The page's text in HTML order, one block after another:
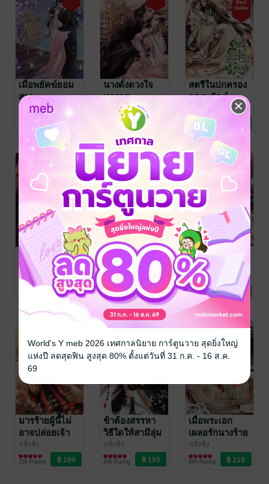
เมื่อพยัคฆ์ยอม
สยบ
หลิ่งชิง
นิยายรักจีนโบราณ
426 Rating
นางดั่งดวงใจ
ทรราช
หลิ่งชิง
นิยายรักจีนโบราณ
492 Rating
สตรีในปกครอง
ของพยัคฆ์
หลิ่งชิง
นิยายรักจีนโบราณ
535 Rating
ยอมสยบแด่นาง
หลิ่งชิง
นิยายรักจีนโบราณ
-43%
รักจนไม่อาจ
ปล่อยนาง
หลิ่งชิง
นิยายรักจีนโบราณ
609 Rating
สามีข้าคือเทพ
สงคราม!
หลิ่งชิง
นิยายรักจีนโบราณ
304 Rating
มารร้ายผู้นี้ไม่
อาจปล่อยเจ้า
หลิ่งชิง
นิยายรักจีนโบราณ
358 Rating
ข้าต้องสรรหา
วิธีใดให้สามีลุ่ม
หลง
หลิ่งชิง
นิยายรักจีนโบราณ
296 Rating
เมื่อพระเอก
เผลอรักนางร้าย
หลิ่งชิง
นิยายรักจีนโบราณ
890 Rating
World's Y meb 2026 เทศกาลนิยาย การ์ตูนวาย สุดยิ่งใหญ่
แห่งปี ลดสุดฟิน สูงสุด 80% ตั้งแต่วันที่ 31 ก.ค. - 16 ส.ค.
69